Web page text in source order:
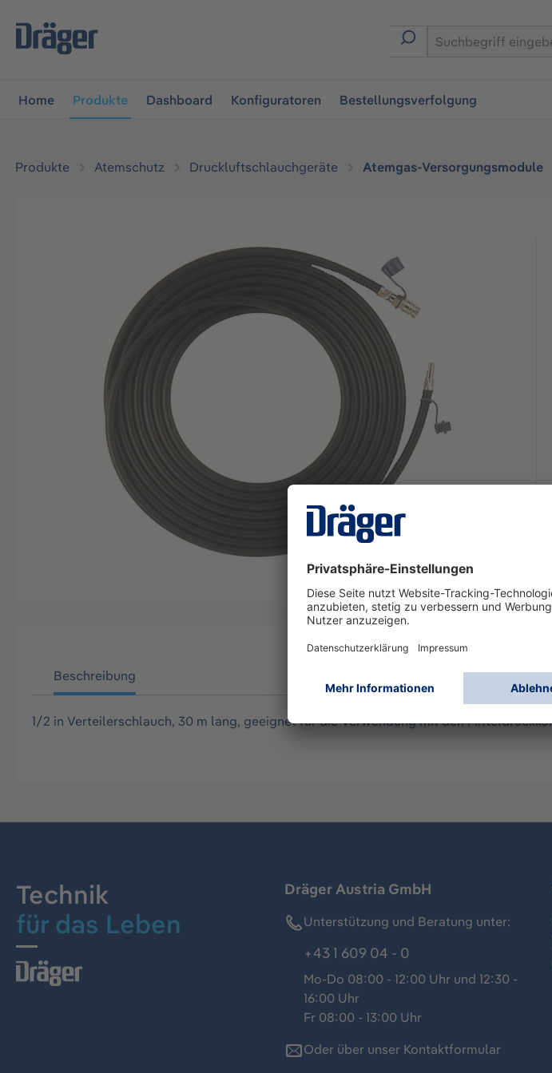
springen
Home Produkte Dashboard Konfiguratoren Bestellungsverfolgung
Produkte Atemschutz Druckluftschlauchgeräte Atemgas-Versorgungsmodule
Beschreibung
1/2 in Verteilerschlauch, 30 m lang, geeignet für die Verwendung mit den
Technik
für das Leben
Dräger Austria GmbH
Unterstützung und Beratung unter:
+43 1 609 04 - 0
Mo-Do 08:00 - 12:00 Uhr und 12:30 -
16:00 Uhr
Fr 08:00 - 13:00 Uhr
Oder über unser Kontaktformular